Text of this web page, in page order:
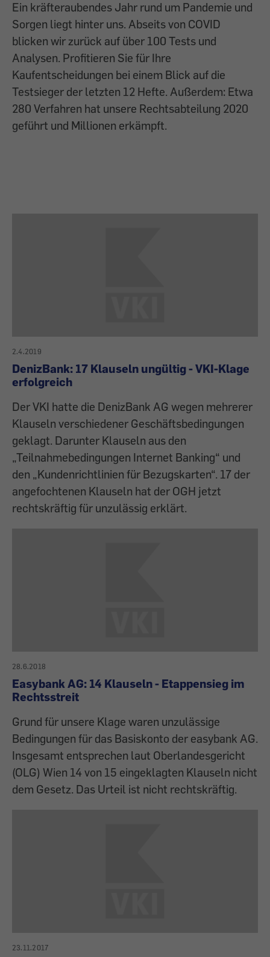
Ein kräfteraubendes Jahr rund um Pandemie und
Sorgen liegt hinter uns. Abseits von COVID
blicken wir zurück auf über 100 Tests und
Analysen. Profitieren Sie für Ihre
Kaufentscheidungen bei einem Blick auf die
Testsieger der letzten 12 Hefte. Außerdem: Etwa
280 Verfahren hat unsere Rechtsabteilung 2020
geführt und Millionen erkämpft.
2.4.2019
DenizBank: 17 Klauseln ungültig - VKI-Klage
erfolgreich
Der VKI hatte die DenizBank AG wegen mehrerer
Klauseln verschiedener Geschäftsbedingungen
geklagt. Darunter Klauseln aus den
„Teilnahmebedingungen Internet Banking“ und
den „Kundenrichtlinien für Bezugskarten“. 17 der
angefochtenen Klauseln hat der OGH jetzt
rechtskräftig für unzulässig erklärt.
28.6.2018
Easybank AG: 14 Klauseln - Etappensieg im
Rechtsstreit
Grund für unsere Klage waren unzulässige
Bedingungen für das Basiskonto der easybank AG.
Insgesamt entsprechen laut Oberlandesgericht
(OLG) Wien 14 von 15 eingeklagten Klauseln nicht
dem Gesetz. Das Urteil ist nicht rechtskräftig.
23.11.2017